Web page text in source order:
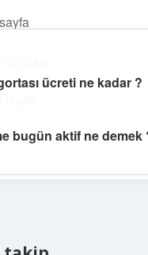
dolu içerikler.
ücreti ne kadar ?
bugün aktif ne demek